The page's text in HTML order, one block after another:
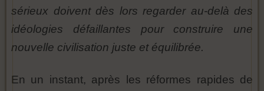
sérieux doivent dès lors regarder au-delà des
idéologies défaillantes pour construire une
nouvelle civilisation juste et équilibrée.
En un instant, après les réformes rapides de